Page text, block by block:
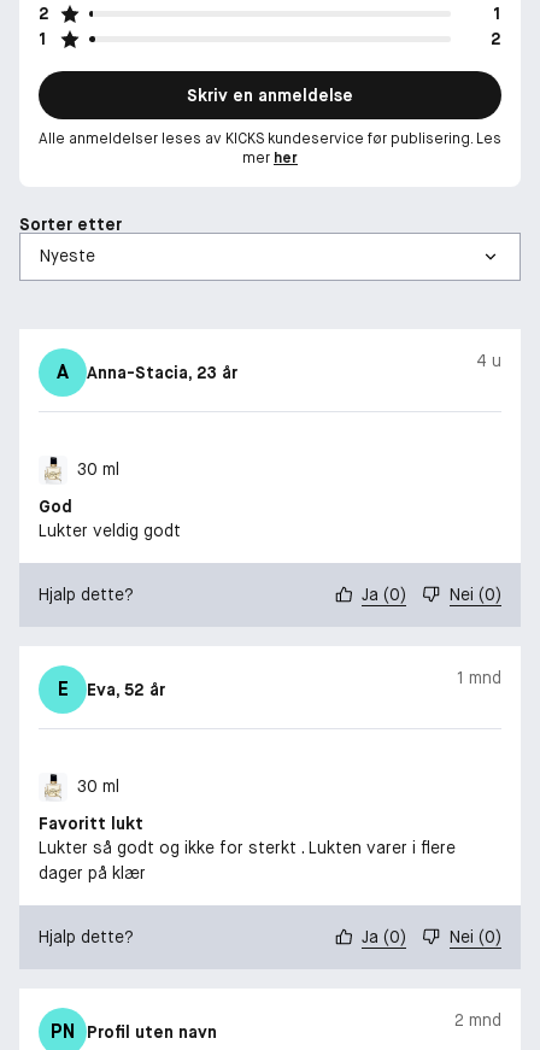
2
1
1
2
Skriv en anmeldelse
Alle anmeldelser leses av KICKS kundeservice før publisering. Les
mer her
Sorter etter
A Anna-Stacia, 23 år
4 u
30 ml
God
Lukter veldig godt
Hjalp dette? Ja (0) Nei (0)
E Eva, 52 år
1 mnd
30 ml
Favoritt lukt
Lukter så godt og ikke for sterkt . Lukten varer i flere
dager på klær
Hjalp dette? Ja (0) Nei (0)
PN Profil uten navn
2 mnd